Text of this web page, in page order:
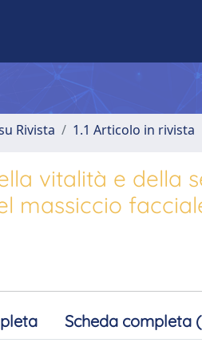
Rivista 1.1 Articolo in rivista
vitalità e della
massiccio
Scheda completa